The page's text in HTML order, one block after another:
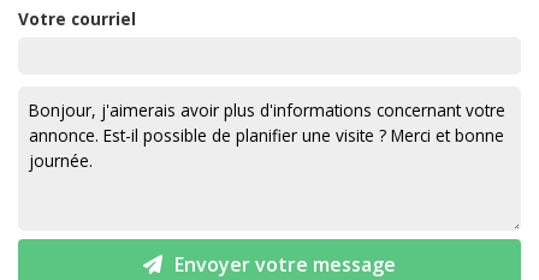
Votre courriel
Envoyer votre message